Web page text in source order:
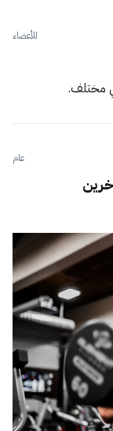
للأعضاء
مختلف.
عام